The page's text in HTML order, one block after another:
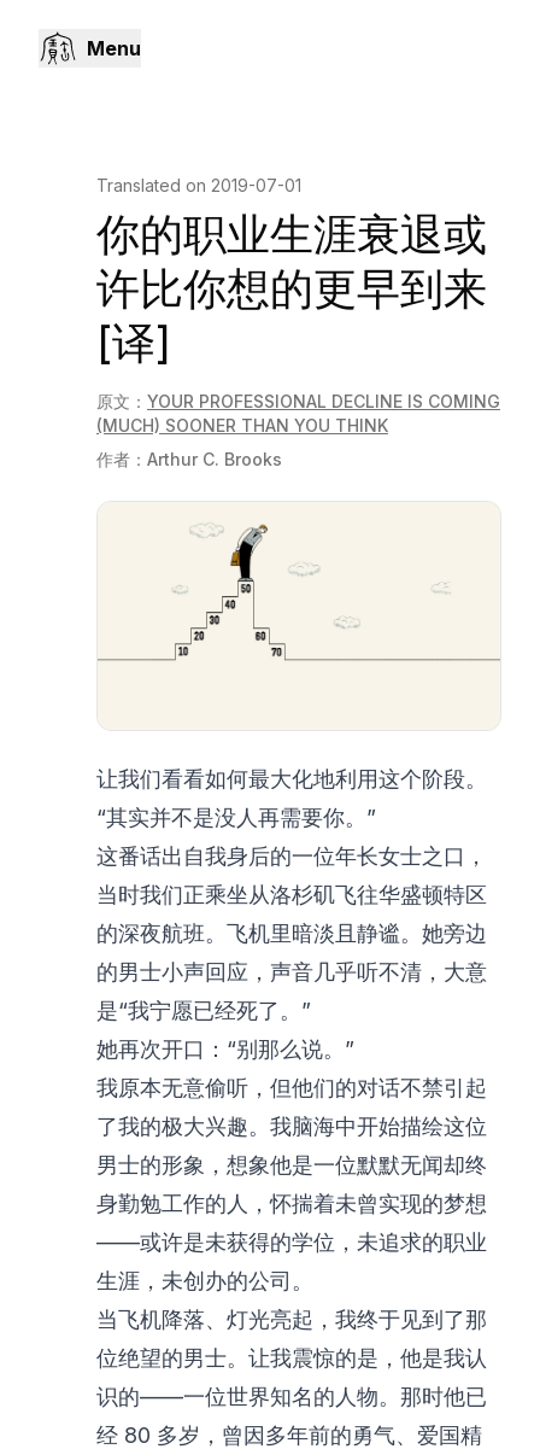
Menu
Translated on 2019-07-01
你的职业生涯衰退或
许比你想的更早到来
[译]
原文： YOUR PROFESSIONAL DECLINE IS COMING
(MUCH) SOONER THAN YOU THINK
作者： Arthur C. Brooks
让我们看看如何最大化地利用这个阶段。
“其实并不是没人再需要你。”
这番话出自我身后的一位年长女士之口，
当时我们正乘坐从洛杉矶飞往华盛顿特区
的深夜航班。飞机里暗淡且静谧。她旁边
的男士小声回应，声音几乎听不清，大意
是“我宁愿已经死了。”
她再次开口：“别那么说。”
我原本无意偷听，但他们的对话不禁引起
了我的极大兴趣。我脑海中开始描绘这位
男士的形象，想象他是一位默默无闻却终
身勤勉工作的人，怀揣着未曾实现的梦想
——或许是未获得的学位，未追求的职业
生涯，未创办的公司。
当飞机降落、灯光亮起，我终于见到了那
位绝望的男士。让我震惊的是，他是我认
识的——一位世界知名的人物。那时他已
经 80 多岁，曾因多年前的勇气、爱国精